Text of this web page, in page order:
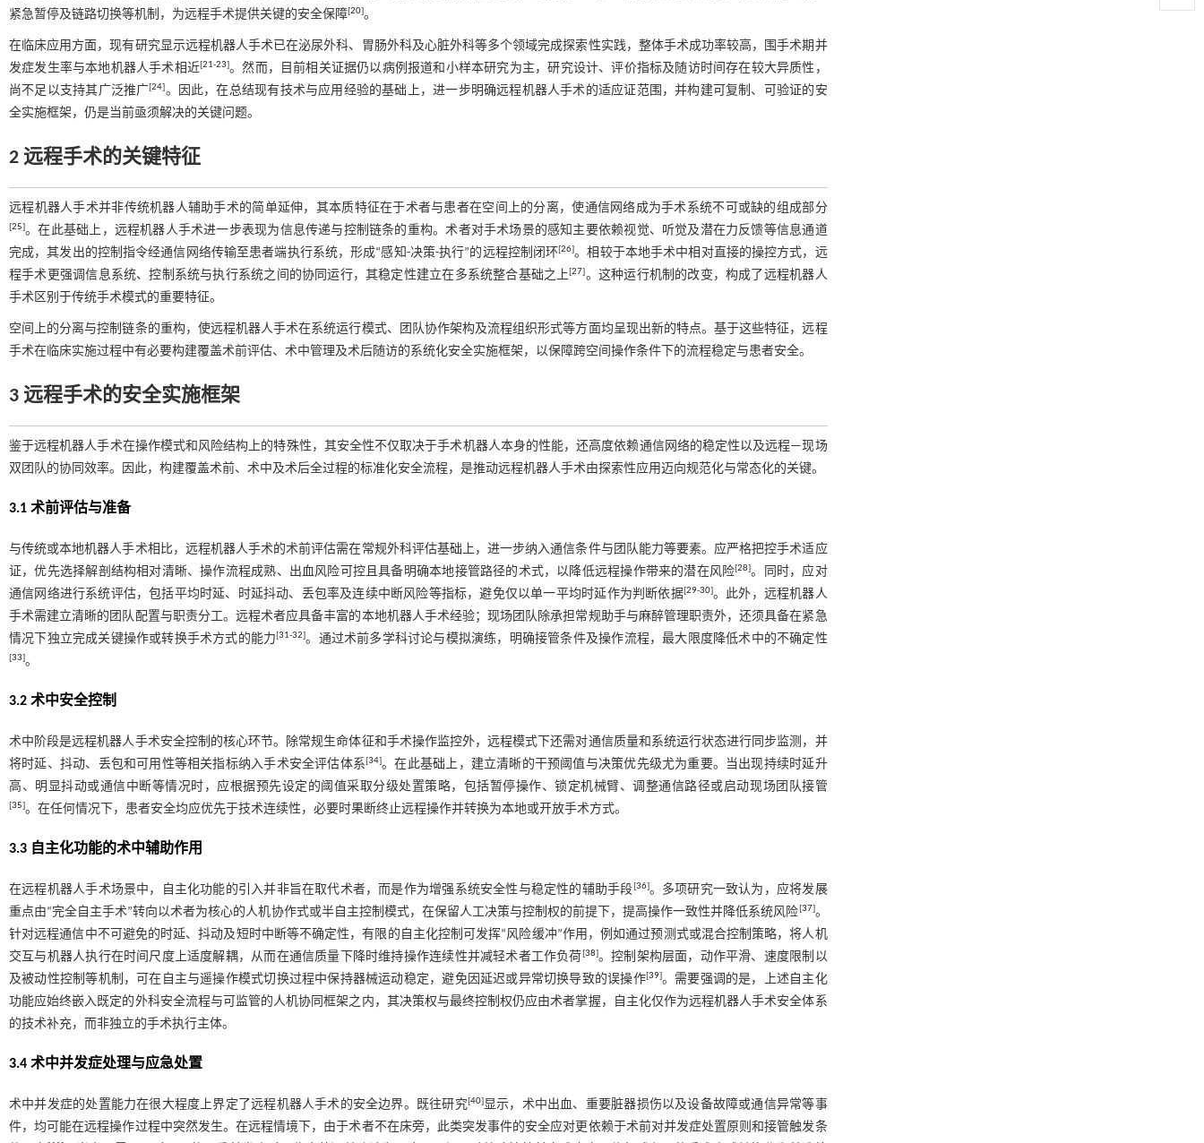
紧急暂停及链路切换等机制，为远程手术提供关键的安全保障[20]。
在临床应用方面，现有研究显示远程机器人手术已在泌尿外科、胃肠外科及心脏外科等多个领域完成探索性实践，整体手术成功率较高，围手术期并
发症发生率与本地机器人手术相近[21-23]。然而，目前相关证据仍以病例报道和小样本研究为主，研究设计、评价指标及随访时间存在较大异质性，
尚不足以支持其广泛推广[24]。因此，在总结现有技术与应用经验的基础上，进一步明确远程机器人手术的适应证范围，并构建可复制、可验证的安
全实施框架，仍是当前亟须解决的关键问题。
2 远程手术的关键特征
远程机器人手术并非传统机器人辅助手术的简单延伸，其本质特征在于术者与患者在空间上的分离，使通信网络成为手术系统不可或缺的组成部分
[25]。在此基础上，远程机器人手术进一步表现为信息传递与控制链条的重构。术者对手术场景的感知主要依赖视觉、听觉及潜在力反馈等信息通道
完成，其发出的控制指令经通信网络传输至患者端执行系统，形成“感知-决策-执行”的远程控制闭环[26]。相较于本地手术中相对直接的操控方式，远
程手术更强调信息系统、控制系统与执行系统之间的协同运行，其稳定性建立在多系统整合基础之上[27]。这种运行机制的改变，构成了远程机器人
手术区别于传统手术模式的重要特征。
空间上的分离与控制链条的重构，使远程机器人手术在系统运行模式、团队协作架构及流程组织形式等方面均呈现出新的特点。基于这些特征，远程
手术在临床实施过程中有必要构建覆盖术前评估、术中管理及术后随访的系统化安全实施框架，以保障跨空间操作条件下的流程稳定与患者安全。
3 远程手术的安全实施框架
鉴于远程机器人手术在操作模式和风险结构上的特殊性，其安全性不仅取决于手术机器人本身的性能，还高度依赖通信网络的稳定性以及远程—现场
双团队的协同效率。因此，构建覆盖术前、术中及术后全过程的标准化安全流程，是推动远程机器人手术由探索性应用迈向规范化与常态化的关键。
3.1 术前评估与准备
与传统或本地机器人手术相比，远程机器人手术的术前评估需在常规外科评估基础上，进一步纳入通信条件与团队能力等要素。应严格把控手术适应
证，优先选择解剖结构相对清晰、操作流程成熟、出血风险可控且具备明确本地接管路径的术式，以降低远程操作带来的潜在风险[28]。同时，应对
通信网络进行系统评估，包括平均时延、时延抖动、丢包率及连续中断风险等指标，避免仅以单一平均时延作为判断依据[29-30]。此外，远程机器人
手术需建立清晰的团队配置与职责分工。远程术者应具备丰富的本地机器人手术经验；现场团队除承担常规助手与麻醉管理职责外，还须具备在紧急
情况下独立完成关键操作或转换手术方式的能力[31-32]。通过术前多学科讨论与模拟演练，明确接管条件及操作流程，最大限度降低术中的不确定性
[33]。
3.2 术中安全控制
术中阶段是远程机器人手术安全控制的核心环节。除常规生命体征和手术操作监控外，远程模式下还需对通信质量和系统运行状态进行同步监测，并
将时延、抖动、丢包和可用性等相关指标纳入手术安全评估体系[34]。在此基础上，建立清晰的干预阈值与决策优先级尤为重要。当出现持续时延升
高、明显抖动或通信中断等情况时，应根据预先设定的阈值采取分级处置策略，包括暂停操作、锁定机械臂、调整通信路径或启动现场团队接管
[35]。在任何情况下，患者安全均应优先于技术连续性，必要时果断终止远程操作并转换为本地或开放手术方式。
3.3 自主化功能的术中辅助作用
在远程机器人手术场景中，自主化功能的引入并非旨在取代术者，而是作为增强系统安全性与稳定性的辅助手段[36]。多项研究一致认为，应将发展
重点由“完全自主手术”转向以术者为核心的人机协作式或半自主控制模式，在保留人工决策与控制权的前提下，提高操作一致性并降低系统风险[37]。
针对远程通信中不可避免的时延、抖动及短时中断等不确定性，有限的自主化控制可发挥“风险缓冲”作用，例如通过预测式或混合控制策略，将人机
交互与机器人执行在时间尺度上适度解耦，从而在通信质量下降时维持操作连续性并减轻术者工作负荷[38]。控制架构层面，动作平滑、速度限制以
及被动性控制等机制，可在自主与遥操作模式切换过程中保持器械运动稳定，避免因延迟或异常切换导致的误操作[39]。需要强调的是，上述自主化
功能应始终嵌入既定的外科安全流程与可监管的人机协同框架之内，其决策权与最终控制权仍应由术者掌握，自主化仅作为远程机器人手术安全体系
的技术补充，而非独立的手术执行主体。
3.4 术中并发症处理与应急处置
术中并发症的处置能力在很大程度上界定了远程机器人手术的安全边界。既往研究[40]显示，术中出血、重要脏器损伤以及设备故障或通信异常等事
件，均可能在远程操作过程中突然发生。在远程情境下，由于术者不在床旁，此类突发事件的安全应对更依赖于术前对并发症处置原则和接管触发条